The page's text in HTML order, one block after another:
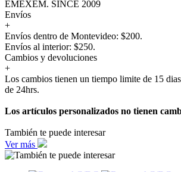
EMEXEM. SINCE 2009
Envíos
+
Envíos dentro de Montevideo: $200.
Envíos al interior: $250.
Cambios y devoluciones
+
Los cambios tienen un tiempo limite de 15
de 24hrs.
Los artículos personalizados no tienen
También te puede interesar
Ver más